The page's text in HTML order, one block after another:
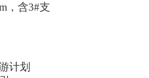
，含3#支
计划